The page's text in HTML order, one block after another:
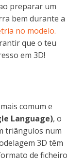
preparar um
bem durante a
no modelo.
que o teu
em 3D!
comum e
Language), o
triângulos num
3D têm
de ficheiro